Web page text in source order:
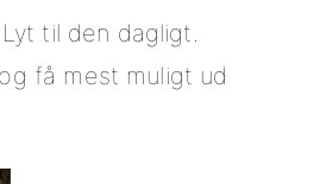
til den dagligt.
få mest muligt ud